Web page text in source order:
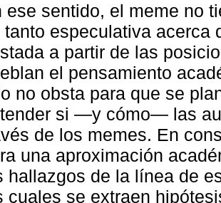
ese sentido, el meme no
tanto especulativa acerca
a partir de las
el pensamiento
no obsta para que se
si ―y cómo― las
de los memes. En
una aproximación
hallazgos de la línea de
cuales se extraen